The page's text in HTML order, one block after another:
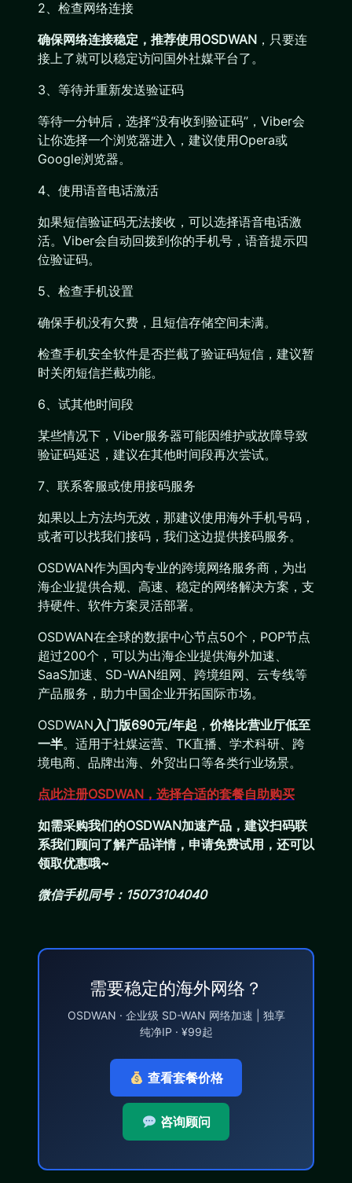
2、检查网络连接
确保网络连接稳定，推荐使用OSDWAN ，只要连
接上了就可以稳定访问国外社媒平台了。
3、等待并重新发送验证码
等待一分钟后，选择“没有收到验证码”，Viber会
让你选择一个浏览器进入，建议使用Opera或
Google浏览器。
4、使用语音电话激活
如果短信验证码无法接收，可以选择语音电话激
活。Viber会自动回拨到你的手机号，语音提示四
位验证码。
5、检查手机设置
确保手机没有欠费，且短信存储空间未满。
检查手机安全软件是否拦截了验证码短信，建议暂
时关闭短信拦截功能。
6、试其他时间段
某些情况下，Viber服务器可能因维护或故障导致
验证码延迟，建议在其他时间段再次尝试。
7、联系客服或使用接码服务
如果以上方法均无效，那建议使用海外手机号码，
或者可以找我们接码，我们这边提供接码服务。
OSDWAN作为国内专业的跨境网络服务商，为出
海企业提供合规、高速、稳定的网络解决方案，支
持硬件、软件方案灵活部署。
OSDWAN在全球的数据中心节点50个，POP节点
超过200个，可以为出海企业提供海外加速、
SaaS加速、SD-WAN组网、跨境组网、云专线等
产品服务，助力中国企业开拓国际市场。
OSDWAN入门版690元/年起 ， 价格比营业厅低至
一半。适用于社媒运营、TK直播、学术科研、跨
境电商、品牌出海、外贸出口等各类行业场景。
点此注册OSDWAN，选择合适的套餐自助购买
如需采购我们的OSDWAN加速产品，建议扫码联
系我们顾问了解产品详情，申请免费试用，还可以
领取优惠哦~
微信手机同号：15073104040
需要稳定的海外网络？
OSDWAN · 企业级 SD-WAN 网络加速 | 独享
纯净IP · ¥99起
查看套餐价格
咨询顾问